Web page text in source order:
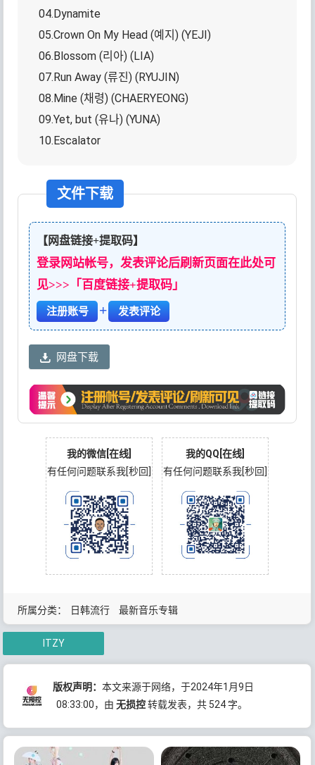
所属分类： 日韩流行 最新音乐专辑
04.Dynamite
05.Crown On My Head (예지) (YEJI)
06.Blossom (리아) (LIA)
07.Run Away (류진) (RYUJIN)
08.Mine (채령) (CHAERYEONG)
09.Yet, but (유나) (YUNA)
10.Escalator
文件下载
【网盘链接+提取码】
登录网站帐号，发表评论后刷新页面在此处可
见>>>「百度链接+提取码」
注册账号 + 发表评论
网盘下载
我的微信[在线]
有任何问题联系我[秒回]
我的QQ[在线]
有任何问题联系我[秒回]
ITZY
版权声明：本文来源于网络，于2024年1月9日
08:33:00，由无损控转载发表，共 524 字。